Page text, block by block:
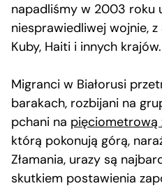
napadliśmy w 2003 roku
niesprawiedliwej wojnie,
Kuby, Haiti i innych krajów.
Migranci w Białorusi
barakach, rozbijani na
pchani na pięciometrową
którą pokonują górą,
Złamania, urazy są
skutkiem postawienia